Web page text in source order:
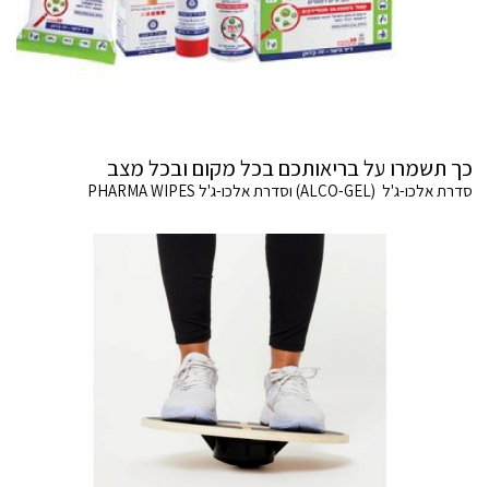
כך תשמרו על בריאותכם בכל מקום ובכל מצב
סדרת אלכו-ג'ל (ALCO-GEL) וסדרת אלכו-ג'ל PHARMA WIPES